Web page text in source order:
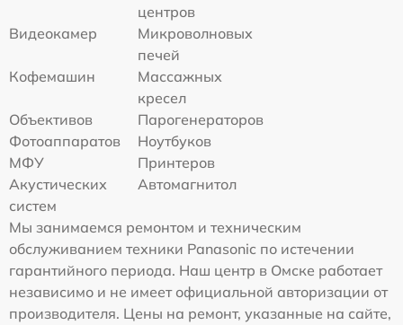
центров
Видеокамер
Микроволновых
печей
Кофемашин
Массажных
кресел
Объективов
Парогенераторов
Фотоаппаратов
Ноутбуков
МФУ
Принтеров
Акустических
систем
Автомагнитол
Мы занимаемся ремонтом и техническим
обслуживанием техники Panasonic по истечении
гарантийного периода. Наш центр в Омске работает
независимо и не имеет официальной авторизации от
производителя. Цены на ремонт, указанные на сайте,